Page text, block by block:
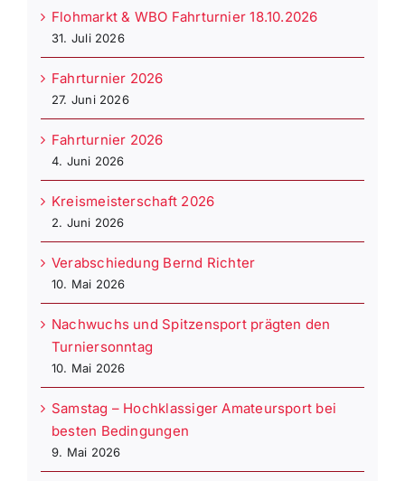
Flohmarkt & WBO Fahrturnier 18.10.2026
31. Juli 2026
Fahrturnier 2026
27. Juni 2026
Fahrturnier 2026
4. Juni 2026
Kreismeisterschaft 2026
2. Juni 2026
Verabschiedung Bernd Richter
10. Mai 2026
Nachwuchs und Spitzensport prägten den
Turniersonntag
10. Mai 2026
Samstag – Hochklassiger Amateursport bei
besten Bedingungen
9. Mai 2026